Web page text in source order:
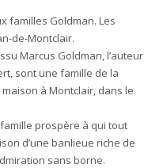
familles Goldman. Les
de-Montclair.
Marcus Goldman, l’auteur
sont une famille de la
à Montclair, dans le
prospère à qui tout
d’une banlieue riche de
sans borne.